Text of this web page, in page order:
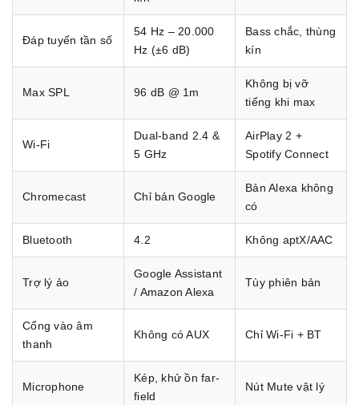
Đáp tuyến tần số
54 Hz – 20.000
Hz (±6 dB)
Bass chắc, thùng
kín
Max SPL 96 dB @ 1m
Không bị vỡ
tiếng khi max
Wi-Fi
Dual-band 2.4 &
5 GHz
AirPlay 2 +
Spotify Connect
Chromecast Chỉ bản Google
Bản Alexa không
có
Bluetooth 4.2 Không aptX/AAC
Trợ lý ảo
Google Assistant
/ Amazon Alexa
Tùy phiên bản
Cổng vào âm
thanh
Không có AUX Chỉ Wi-Fi + BT
Microphone
Kép, khử ồn far-
field
Nút Mute vật lý